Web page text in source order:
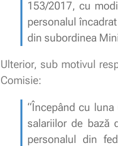
153/2017, cu
personalul
din subordinea
Ulterior, sub motivul
Comisie:
“Începând cu
salariilor de bază
personalul din